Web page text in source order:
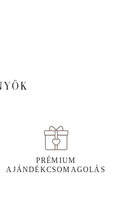
PRÉMIUM
AJÁNDÉKCSOMAGOLÁS